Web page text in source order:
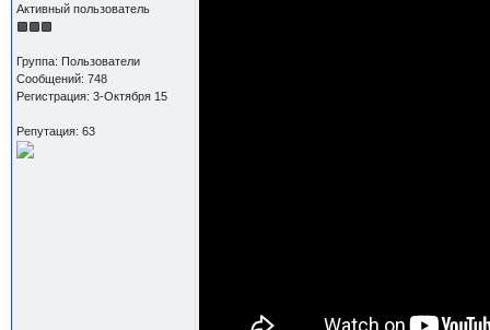
Активный пользователь
Группа: Пользователи
Сообщений: 748
Регистрация: 3-Октября 15
Репутация: 63